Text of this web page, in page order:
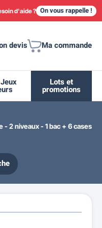
d'aide ? On vous rappelle !
devis Ma commande
urbain
vélo moto
routière
sanitaire
de rangement
Lots et
promotions
- 2 niveaux - 1 bac + 6 cases